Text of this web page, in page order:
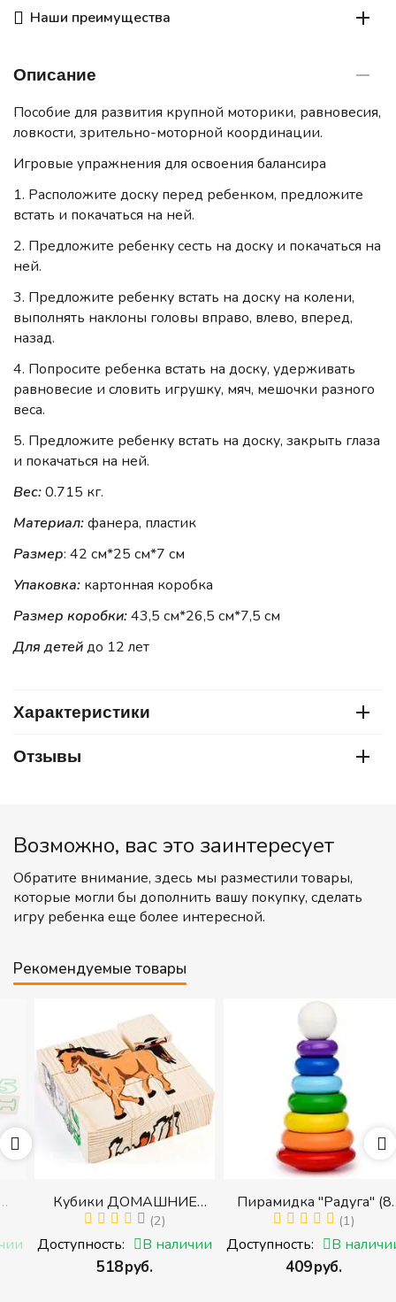
Наши преимущества
Описание
Пособие для развития крупной моторики, равновесия,
ловкости, зрительно-моторной координации.
Игровые упражнения для освоения балансира
1. Расположите доску перед ребенком, предложите
встать и покачаться на ней.
2. Предложите ребенку сесть на доску и покачаться на
ней.
3. Предложите ребенку встать на доску на колени,
выполнять наклоны головы вправо, влево, вперед,
назад.
4. Попросите ребенка встать на доску, удерживать
равновесие и словить игрушку, мяч, мешочки разного
веса.
5. Предложите ребенку встать на доску, закрыть глаза
и покачаться на ней.
Вес:0.715 кг.
Материал:фанера, пластик
Размер: 42 см*25 см*7 см
Упаковка: картонная коробка
Размер коробки:43,5 см*26,5 см*7,5 см
Для детейдо 12 лет
Характеристики
Отзывы
Возможно, вас это заинтересует
Обратите внимание, здесь мы разместили товары,
которые могли бы дополнить вашу покупку, сделать
игру ребенка еще более интересной.
Рекомендуемые товары
Кубики ДОМАШНИЕ
ЖИВОТНЫЕ (Томик)
(Набор кубиков
разрезных (складных))
(2)
Доступность: В наличии
‍518‍руб.
Пирамидка "Радуга" (8
деталей) (Пирамидка
среднего размера)
(1)
Доступность: В наличии
‍409‍руб.